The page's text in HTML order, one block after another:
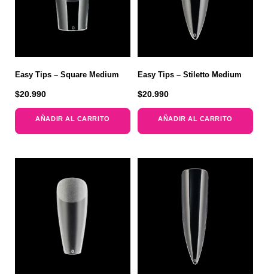
Easy Tips – Square Medium
$20.990
AÑADIR AL CARRITO
Easy Tips – Stiletto Medium
$20.990
AÑADIR AL CARRITO